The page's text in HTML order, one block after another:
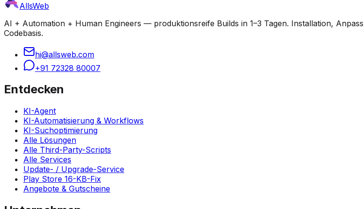
AllsWeb
AI + Automation + Human Engineers — produktionsreife Builds in 1–3 Tagen. Installation,
Codebasis.
hi@allsweb.com
+91 72328 80007
Entdecken
KI-Agent
KI-Automatisierung & Workflows
KI-Suchoptimierung
Alle Lösungen
Alle Third-Party-Scripts
Alle Services
Update- / Upgrade-Service
Play Store 16-KB-Fix
Angebote & Gutscheine